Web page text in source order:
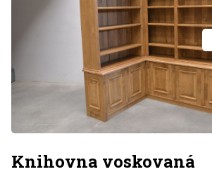
Knihovna voskovaná